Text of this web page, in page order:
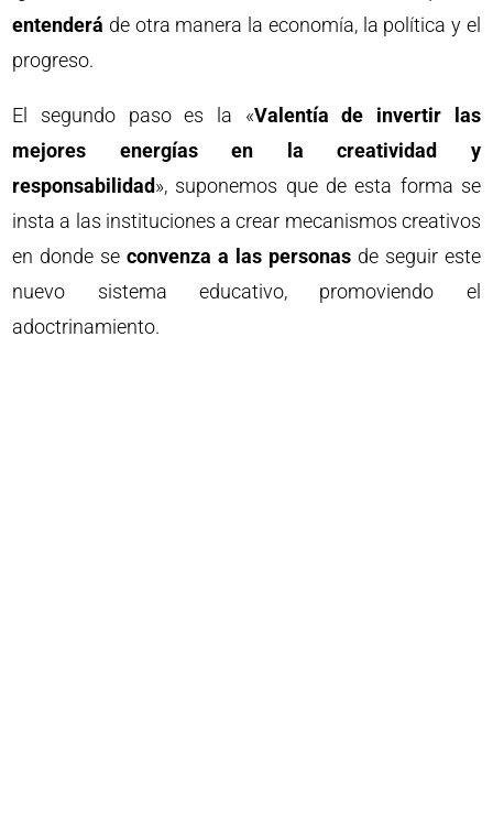
entenderá de otra manera la economía, la política y el
progreso.
El segundo paso es la «Valentía de invertir las
mejores energías en la creatividad y
responsabilidad», suponemos que de esta forma se
insta a las instituciones a crear mecanismos creativos
en donde seconvenza a las personasde seguir este
nuevo sistema educativo, promoviendo el
adoctrinamiento.